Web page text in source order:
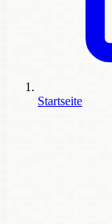
Startseite